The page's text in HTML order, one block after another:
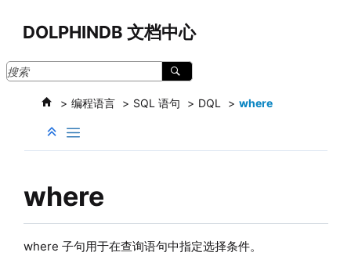
DOLPHINDB 文档中心
编程语言 SQL 语句 DQL where
where
where 子句用于在查询语句中指定选择条件。